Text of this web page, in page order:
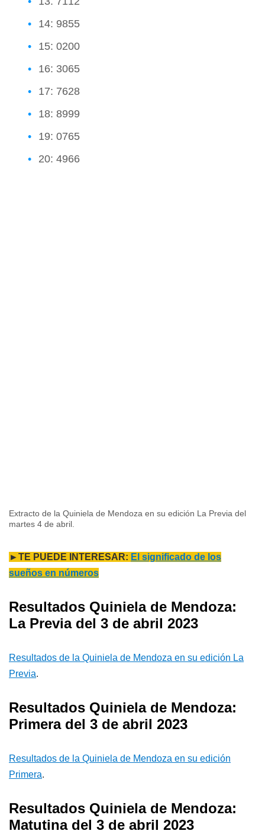
14: 9855
15: 0200
16: 3065
17: 7628
18: 8999
19: 0765
20: 4966
Extracto de la Quiniela de Mendoza en su edición La Previa del
martes 4 de abril.
►TE PUEDE INTERESAR: El significado de los
sueños en números
Resultados Quiniela de Mendoza:
La Previa del 3 de abril 2023
Resultados de la Quiniela de Mendoza en su edición La
Previa.
Resultados Quiniela de Mendoza:
Primera del 3 de abril 2023
Resultados de la Quiniela de Mendoza en su edición
Primera.
Resultados Quiniela de Mendoza:
Matutina del 3 de abril 2023